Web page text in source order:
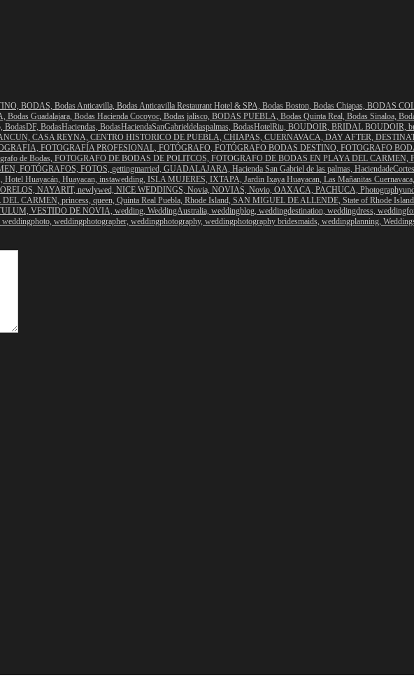
BODAS, Bodas Anticavilla, Bodas Anticavilla Restaurant Hotel & SPA, Bodas Boston, Bodas Chiapas, BODAS
Bodas Guadalajara, Bodas Hacienda Cocoyoc, Bodas jalisco, BODAS PUEBLA, Bodas Quinta Real, Bodas Sinaloa,
BodasDF, BodasHaciendas, BodasHaciendaSanGabrieldelaspalmas, BodasHotelRiu, BOUDOIR, BRIDAL BOUDOIR,
CASA REYNA, CENTRO HISTORICO DE PUEBLA, CHIAPAS, CUERNAVACA, DAY AFTER,
FOTOGRAFÍA PROFESIONAL, FOTÓGRAFO, FOTÓGRAFO BODAS DESTINO, FOTOGRAFO
de Bodas, FOTOGRAFO DE BODAS DE POLITCOS, FOTOGRAFO DE BODAS EN PLAYA DEL CARMEN,
FOTÓGRAFOS, FOTOS, gettingmarried, GUADALAJARA, Hacienda San Gabriel de las palmas,
Hotel Huayacán, Huayacan, instawedding, ISLA MUJERES, IXTAPA, Jardin Ixaya Huayacan, Las Mañanitas Cuernavaca,
NAYARIT, newlywed, NICE WEDDINGS, Novia, NOVIAS, Novio, OAXACA, PACHUCA,
DEL CARMEN, princess, queen, Quinta Real Puebla, Rhode Island, SAN MIGUEL DE ALLENDE, State of Rhode
VESTIDO DE NOVIA, wedding, WeddingAustralia, weddingblog, weddingdestination, weddingdress,
weddingphoto, weddingphotographer, weddingphotography, weddingphotography bridesmaids, weddingplanning,